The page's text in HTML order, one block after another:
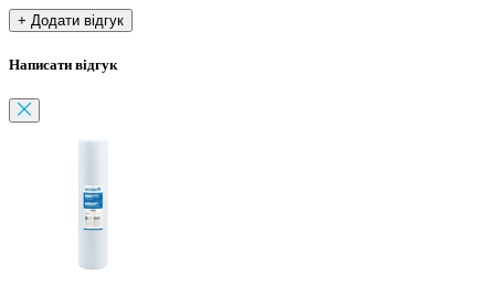
+ Додати відгук
Написати відгук